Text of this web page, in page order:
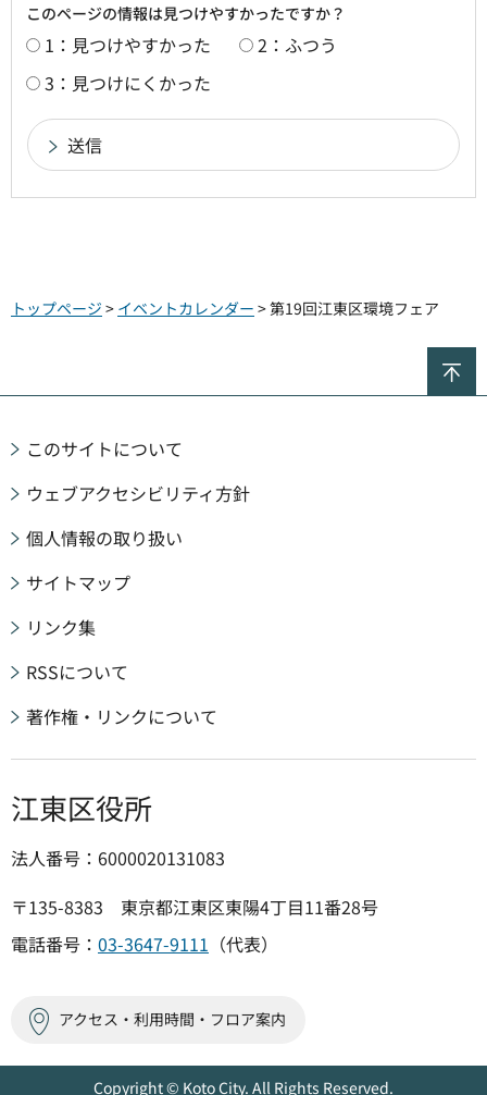
このページの情報は見つけやすかったですか？
1：見つけやすかった
2：ふつう
3：見つけにくかった
トップページ > イベントカレンダー > 第19回江東区環境フェア
このサイトについて
ウェブアクセシビリティ方針
個人情報の取り扱い
サイトマップ
リンク集
RSSについて
著作権・リンクについて
江東区役所
法人番号：6000020131083
〒135-8383 東京都江東区東陽4丁目11番28号
電話番号： 03-3647-9111 （代表）
アクセス・利用時間・フロア案内
Copyright © Koto City. All Rights Reserved.